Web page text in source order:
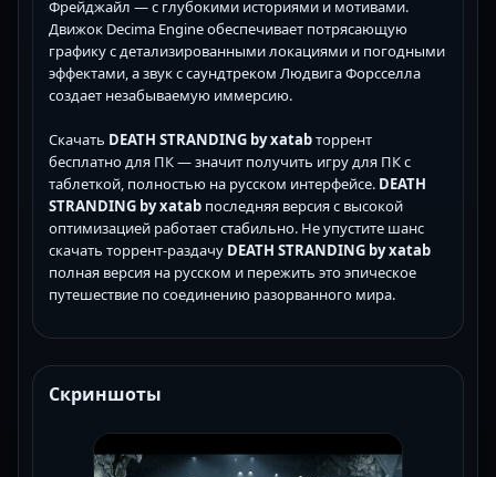
Фрейджайл — с глубокими историями и мотивами.
Движок Decima Engine обеспечивает потрясающую
графику с детализированными локациями и погодными
эффектами, а звук с саундтреком Людвига Форсселла
создает незабываемую иммерсию.
Скачать DEATH STRANDING by xatabторрент
бесплатно для ПК — значит получить игру для ПК с
таблеткой, полностью на русском интерфейсе. DEATH
STRANDING by xatab последняя версия с высокой
оптимизацией работает стабильно. Не упустите шанс
скачать торрент-раздачу DEATH STRANDING by xatab
полная версия на русском и пережить это эпическое
путешествие по соединению разорванного мира.
Скриншоты